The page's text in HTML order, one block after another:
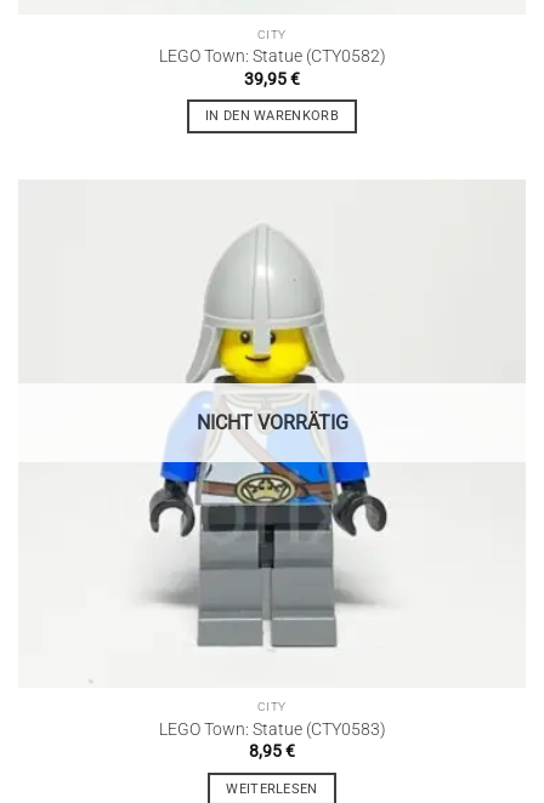
CITY
LEGO Town: Statue (CTY0582)
39,95€
IN DEN WARENKORB
NICHT VORRÄTIG
CITY
LEGO Town: Statue (CTY0583)
8,95€
WEITERLESEN